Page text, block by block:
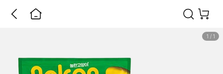
1 / 1